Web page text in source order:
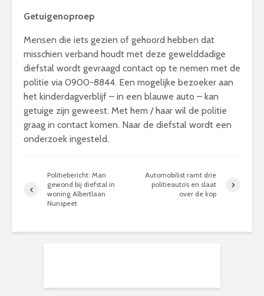
Getuigenoproep
Mensen die iets gezien of gehoord hebben dat
misschien verband houdt met deze gewelddadige
diefstal wordt gevraagd contact op te nemen met de
politie via 0900-8844. Een mogelijke bezoeker aan
het kinderdagverblijf – in een blauwe auto – kan
getuige zijn geweest. Met hem / haar wil de politie
graag in contact komen. Naar de diefstal wordt een
onderzoek ingesteld.
Politiebericht: Man
gewond bij diefstal in
woning Albertlaan
Nunspeet
Automobilist ramt drie
politieauto’s en slaat
over de kop